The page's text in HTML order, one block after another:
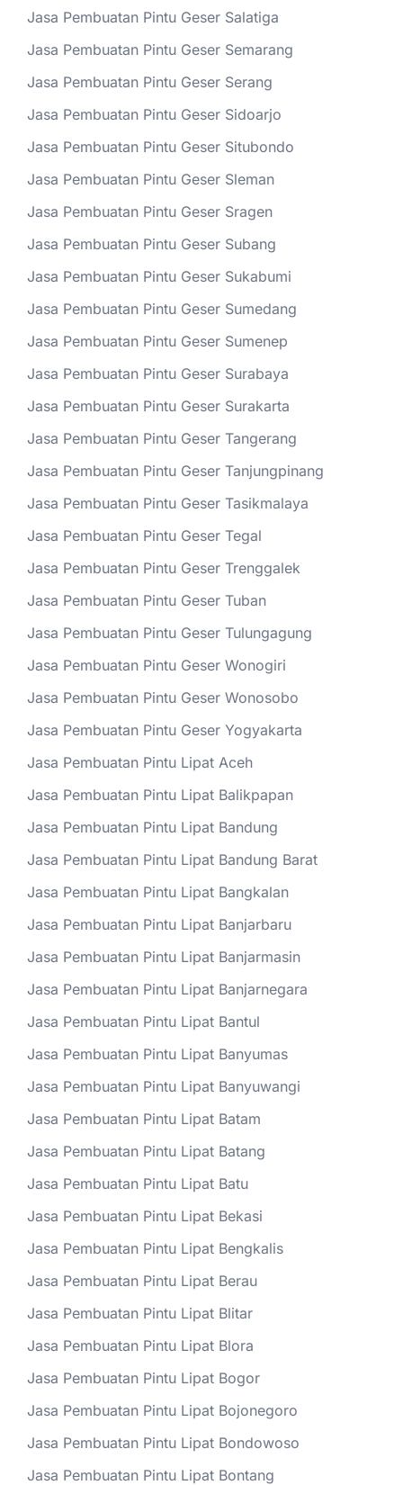
Jasa Pembuatan Pintu Geser Salatiga
Jasa Pembuatan Pintu Geser Semarang
Jasa Pembuatan Pintu Geser Serang
Jasa Pembuatan Pintu Geser Sidoarjo
Jasa Pembuatan Pintu Geser Situbondo
Jasa Pembuatan Pintu Geser Sleman
Jasa Pembuatan Pintu Geser Sragen
Jasa Pembuatan Pintu Geser Subang
Jasa Pembuatan Pintu Geser Sukabumi
Jasa Pembuatan Pintu Geser Sumedang
Jasa Pembuatan Pintu Geser Sumenep
Jasa Pembuatan Pintu Geser Surabaya
Jasa Pembuatan Pintu Geser Surakarta
Jasa Pembuatan Pintu Geser Tangerang
Jasa Pembuatan Pintu Geser Tanjungpinang
Jasa Pembuatan Pintu Geser Tasikmalaya
Jasa Pembuatan Pintu Geser Tegal
Jasa Pembuatan Pintu Geser Trenggalek
Jasa Pembuatan Pintu Geser Tuban
Jasa Pembuatan Pintu Geser Tulungagung
Jasa Pembuatan Pintu Geser Wonogiri
Jasa Pembuatan Pintu Geser Wonosobo
Jasa Pembuatan Pintu Geser Yogyakarta
Jasa Pembuatan Pintu Lipat Aceh
Jasa Pembuatan Pintu Lipat Balikpapan
Jasa Pembuatan Pintu Lipat Bandung
Jasa Pembuatan Pintu Lipat Bandung Barat
Jasa Pembuatan Pintu Lipat Bangkalan
Jasa Pembuatan Pintu Lipat Banjarbaru
Jasa Pembuatan Pintu Lipat Banjarmasin
Jasa Pembuatan Pintu Lipat Banjarnegara
Jasa Pembuatan Pintu Lipat Bantul
Jasa Pembuatan Pintu Lipat Banyumas
Jasa Pembuatan Pintu Lipat Banyuwangi
Jasa Pembuatan Pintu Lipat Batam
Jasa Pembuatan Pintu Lipat Batang
Jasa Pembuatan Pintu Lipat Batu
Jasa Pembuatan Pintu Lipat Bekasi
Jasa Pembuatan Pintu Lipat Bengkalis
Jasa Pembuatan Pintu Lipat Berau
Jasa Pembuatan Pintu Lipat Blitar
Jasa Pembuatan Pintu Lipat Blora
Jasa Pembuatan Pintu Lipat Bogor
Jasa Pembuatan Pintu Lipat Bojonegoro
Jasa Pembuatan Pintu Lipat Bondowoso
Jasa Pembuatan Pintu Lipat Bontang